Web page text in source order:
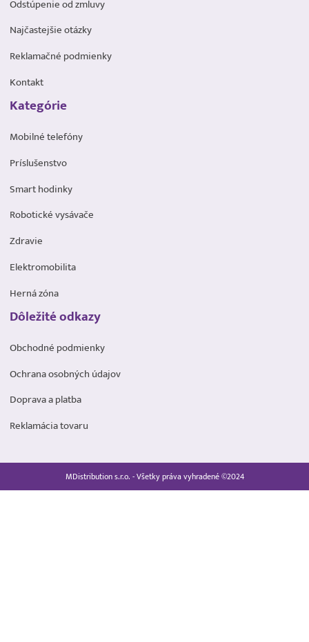
Odstúpenie od zmluvy
Najčastejšie otázky
Reklamačné podmienky
Kontakt
Kategórie
Mobilné telefóny
Príslušenstvo
Smart hodinky
Robotické vysávače
Zdravie
Elektromobilita
Herná zóna
Dôležité odkazy
Obchodné podmienky
Ochrana osobných údajov
Doprava a platba
Reklamácia tovaru
MDistribution s.r.o. - Všetky práva vyhradené ©2024